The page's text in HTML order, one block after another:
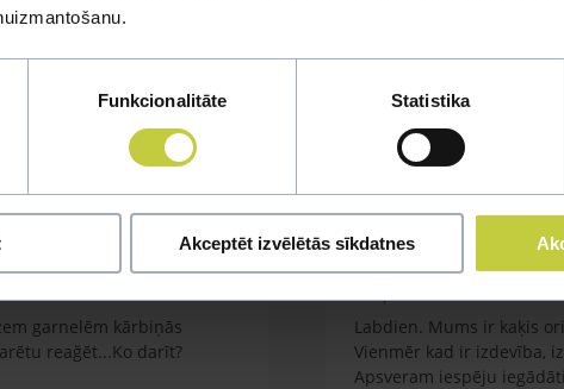
Funkcionalitāte Statistika
Akceptēt izvēlētās sīkdatnes
jautājumu
garnelēm kārbiņās
reağēt...Ko darīt?
Labdien. Mums ir kaķis
Vienmēr kad ir izdevība,
Apsveram iespēju